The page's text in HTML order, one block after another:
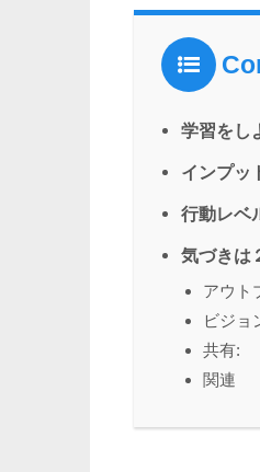
学習をし
インプッ
行動レベ
気づきは
アウト
ビジョ
共有:
関連